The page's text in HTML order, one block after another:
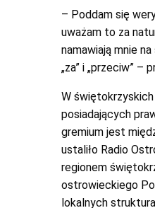
– Poddam się
uważam to za
namawiają mnie
„za” i „przeciw” –
W świętokrzyskich
posiadających
gremium jest
ustaliło Radio
regionem
ostrowieckiego
lokalnych